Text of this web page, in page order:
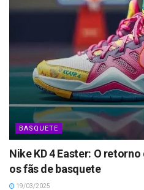
BASQUETE
Nike KD 4 Easter: O
os fãs de basquete
19/03/2025